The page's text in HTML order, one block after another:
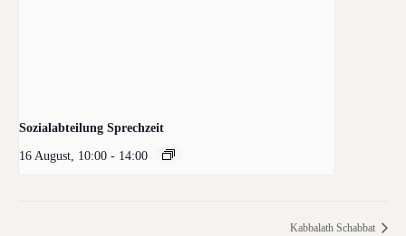
Sozialabteilung Sprechzeit
16 August, 10:00 - 14:00
Kabbalath Schabbat